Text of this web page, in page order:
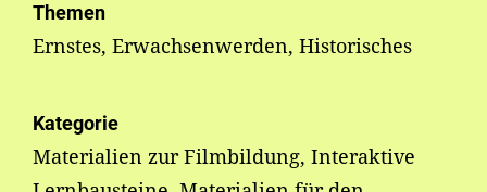
Themen
Ernstes, Erwachsenwerden, Historisches
Kategorie
Materialien zur Filmbildung, Interaktive